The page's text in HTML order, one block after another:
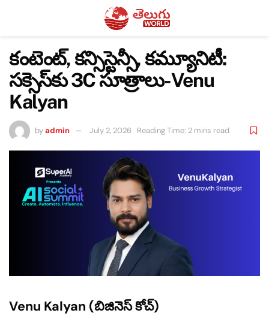
కంటెంట్, కన్సిస్టెన్సీ, కమ్యూనిటీ:
సక్సెస్‌కు 3C సూత్రాలు-Venu
Kalyan
byadmin July 2, 2026 Reading Time: 2 mins read
Venu Kalyan (బిజినెస్ కోచ్)